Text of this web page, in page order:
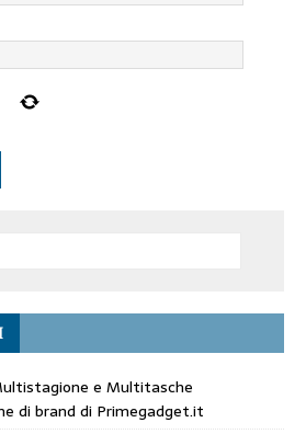
e Multitasche
di brand di Primegadget.it